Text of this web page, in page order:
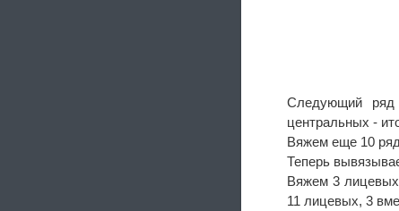
Следующий
центральных -
Вяжем еще 10
Теперь
Вяжем 3
11 лицевых, 3